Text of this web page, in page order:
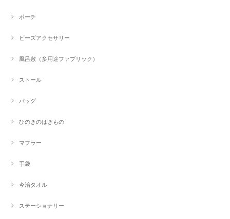
ポーチ
ビーズアクセサリー
風呂敷（多用途ファブリック）
ストール
バッグ
ひのきのはきもの
マフラー
手袋
今治タオル
ステーショナリー